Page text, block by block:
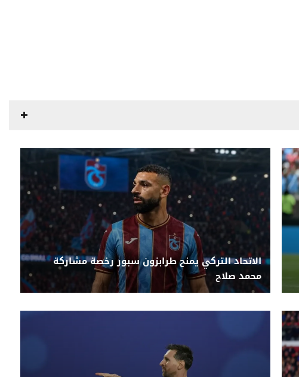
الاتحاد التركي يمنح طرابزون سبور رخصة مشاركة
محمد صلاح